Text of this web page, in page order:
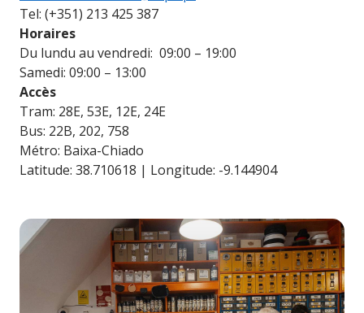
Tel: (+351) 213 425 387
Horaires
Du lundu au vendredi: 09:00 – 19:00
Samedi: 09:00 – 13:00
Accès
Tram: 28E, 53E, 12E, 24E
Bus: 22B, 202, 758
Métro: Baixa-Chiado
Latitude: 38.710618 | Longitude: -9.144904